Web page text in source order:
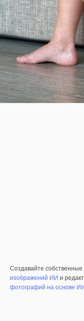
Создавайте
изображений ИИ и
фотографий на основе